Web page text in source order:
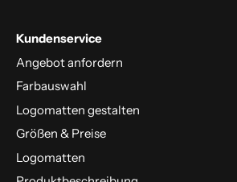
Kundenservice
Angebot anfordern
Farbauswahl
Logomatten gestalten
Größen & Preise
Logomatten